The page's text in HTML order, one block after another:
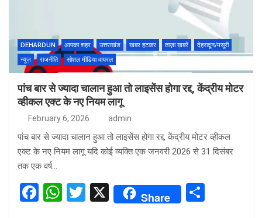
DEHARDUN आपका शहर उत्तराखंड खबर हटकर ताज़ा ख़बरें
देहरादून/मसूरी
न्यूज़
राजनीति सोशल मीडिया वायरल
पांच बार से ज्यादा चालान हुआ तो लाइसेंस होगा रद्द, केंद्रीय मोटर
व्हीकल एक्ट के नए नियम लागू
February 6, 2026 admin
पांच बार से ज्यादा चालान हुआ तो लाइसेंस होगा रद्द, केंद्रीय मोटर व्हीकल
एक्ट के नए नियम लागू यदि कोई व्यक्ति एक जनवरी 2026 से 31 दिसंबर
तक एक वर्ष…
F
W T
X Share